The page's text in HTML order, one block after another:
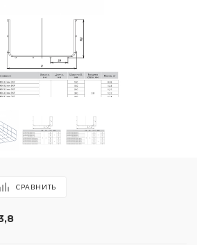
СРАВНИТЬ